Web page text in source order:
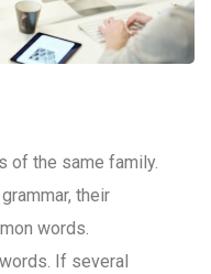
of the same family.
their
words.
If several